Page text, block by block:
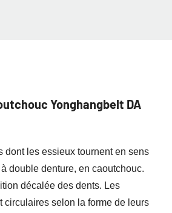
Yonghangbelt DA
dont les essieux tournent en sens
double denture, en caoutchouc.
décalée des dents. Les
circulaires selon la forme de leurs